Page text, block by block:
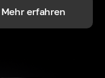
Mehr erfahren